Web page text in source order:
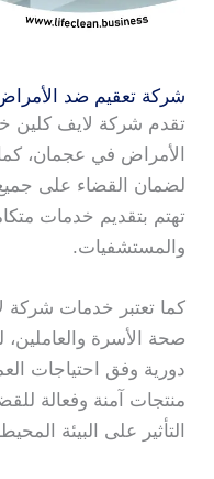
شركة تعقيم ضد
تقدم شركة لايف كلين
الأمراض في عجمان،
لضمان القضاء على جميع
تهتم بتقديم خدمات
والمستشفيات.
كما تعتبر خدمات شركة
صحة الأسرة
دورية وفق احتياجات
منتجات آمنة وفعالة
التأثير على البيئة